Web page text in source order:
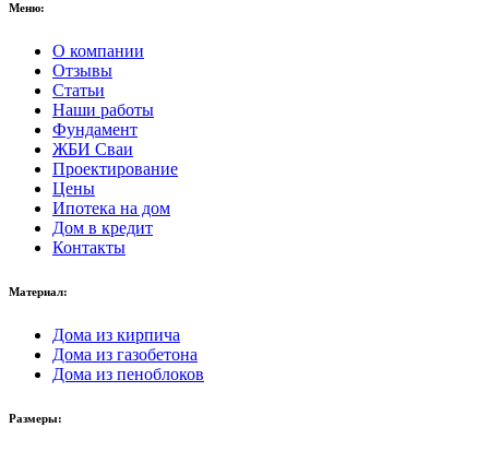
Меню:
О компании
Отзывы
Статьи
Наши работы
Фундамент
ЖБИ Сваи
Проектирование
Цены
Ипотека на дом
Дом в кредит
Контакты
Материал:
Дома из кирпича
Дома из газобетона
Дома из пеноблоков
Размеры: